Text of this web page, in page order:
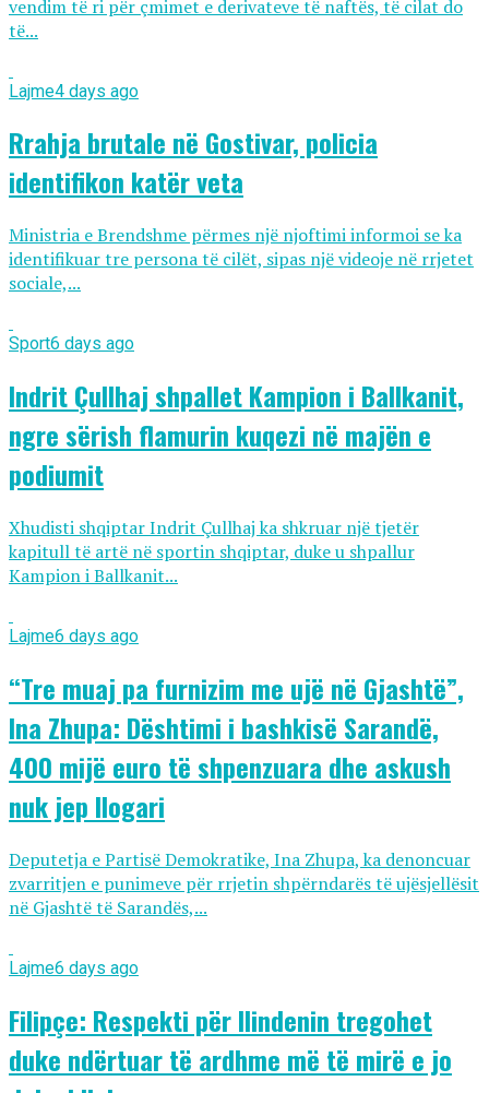
vendim të ri për çmimet e derivateve të naftës, të cilat do
të...
Lajme4 days ago
Rrahja brutale në Gostivar, policia
identifikon katër veta
Ministria e Brendshme përmes një njoftimi informoi se ka
identifikuar tre persona të cilët, sipas një videoje në rrjetet
sociale,...
Sport6 days ago
Indrit Çullhaj shpallet Kampion i Ballkanit,
ngre sërish flamurin kuqezi në majën e
podiumit
Xhudisti shqiptar Indrit Çullhaj ka shkruar një tjetër
kapitull të artë në sportin shqiptar, duke u shpallur
Kampion i Ballkanit...
Lajme6 days ago
“Tre muaj pa furnizim me ujë në Gjashtë”,
Ina Zhupa: Dështimi i bashkisë Sarandë,
400 mijë euro të shpenzuara dhe askush
nuk jep llogari
Deputetja e Partisë Demokratike, Ina Zhupa, ka denoncuar
zvarritjen e punimeve për rrjetin shpërndarës të ujësjellësit
në Gjashtë të Sarandës,...
Lajme6 days ago
Filipçe: Respekti për Ilindenin tregohet
duke ndërtuar të ardhme më të mirë e jo